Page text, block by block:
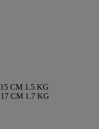
15 CM 1.5 KG
17 CM 1.7 KG